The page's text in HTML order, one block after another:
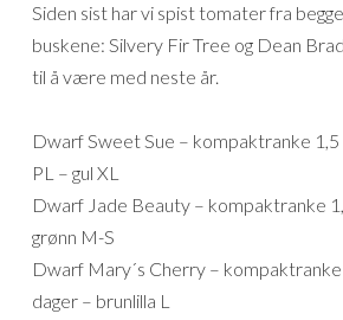
Siden sist har vi spist tomater fra
buskene: Silvery Fir Tree og Dean
til å være med neste år.
Dwarf Sweet Sue – kompaktranke 1,5
PL – gul XL
Dwarf Jade Beauty – kompaktranke
grønn M-S
Dwarf Mary´s Cherry – kompaktranke
dager – brunlilla L